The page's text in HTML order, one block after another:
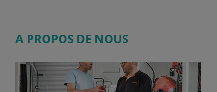
A PROPOS DE NOUS